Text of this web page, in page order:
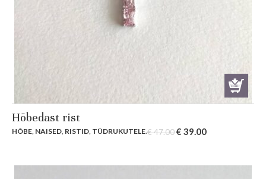
Hõbedast rist
HÕBE NAISED RISTID TÜDRUKUTELE.€47.00Original
€ 39.00Current